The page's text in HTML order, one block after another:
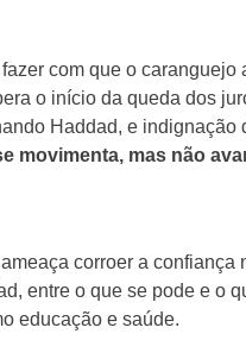
com que o
o início da queda dos
Haddad, e indignação
movimenta, mas não
corroer a confiança
entre o que se pode e o
educação e saúde.